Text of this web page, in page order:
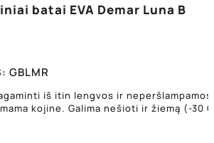
batai EVA Demar Luna B
GBLMR
iš itin lengvos ir neperšlampamos
kojine. Galima nešioti ir žiemą (-30